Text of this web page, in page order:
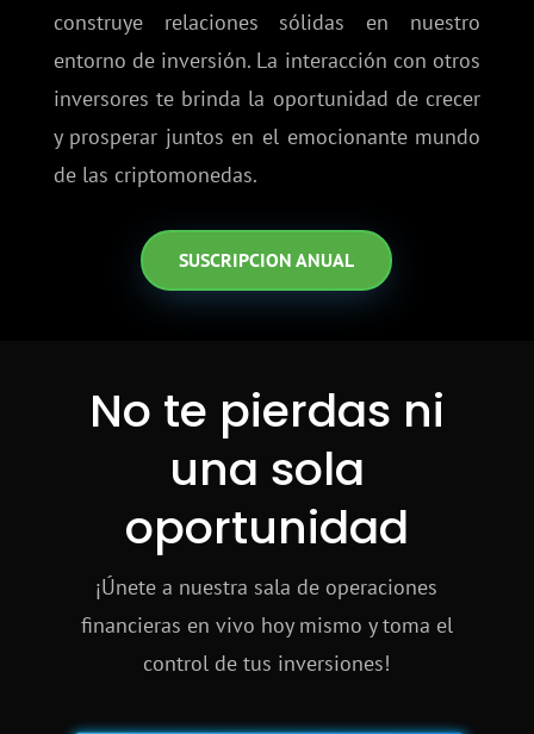
construye relaciones sólidas en nuestro
entorno de inversión. La interacción con otros
inversores te brinda la oportunidad de crecer
y prosperar juntos en el emocionante mundo
de las criptomonedas.
SUSCRIPCION ANUAL
No te pierdas ni
una sola
oportunidad
¡Únete a nuestra sala de operaciones
financieras en vivo hoy mismo y toma el
control de tus inversiones!